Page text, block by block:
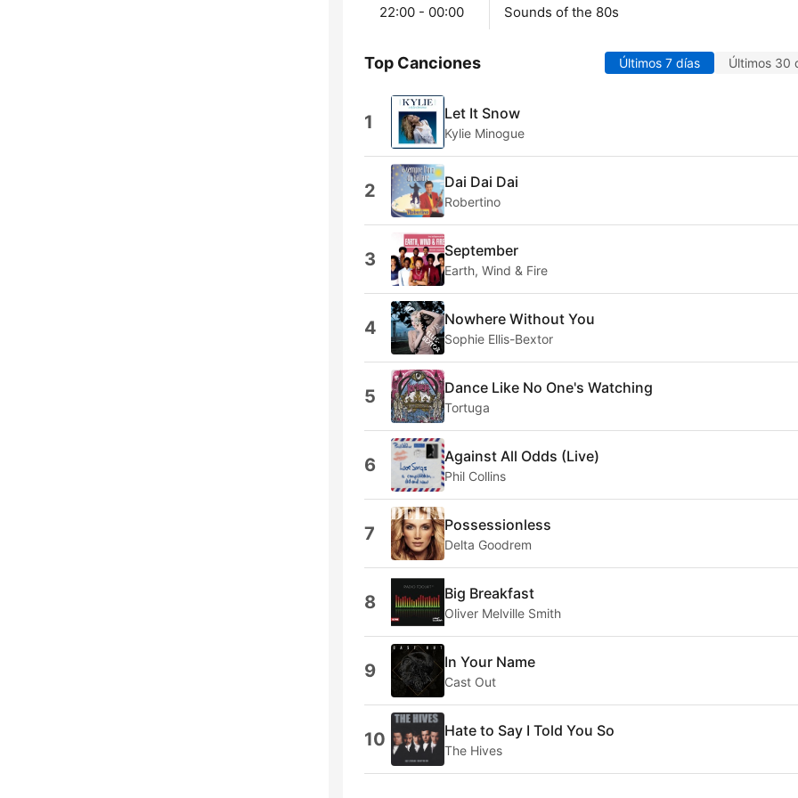
22:00 - 00:00 Sounds of the 80s
Top Canciones Últimos 7 días Últimos 30
1 Let It Snow
Kylie Minogue
2 Dai Dai Dai
Robertino
3 September
Earth, Wind & Fire
4 Nowhere Without You
Sophie Ellis-Bextor
5 Dance Like No One's Watching
Tortuga
6 Against All Odds (Live)
Phil Collins
7 Possessionless
Delta Goodrem
8 Big Breakfast
Oliver Melville Smith
9 In Your Name
Cast Out
10 Hate to Say I Told You So
The Hives